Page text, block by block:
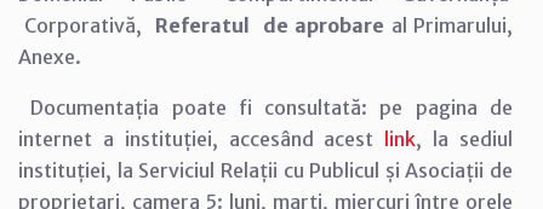
Corporativă, Referatul de aprobare al Primarului,
Anexe.
Documentația poate fi consultată: pe pagina de
internet a instituției, accesând acest link, la sediul
instituției, la Serviciul Relații cu Publicul și Asociații de
proprietari, camera 5: luni, marți, miercuri între orele